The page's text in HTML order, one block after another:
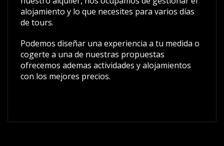
alojamiento y lo que necesites para varios días
de tours.
Podemos diseñar una experiencia a tu medida o
cogerte a una de nuestras propuestas
ofrecemos ademas actividades y alojamientos
con los mejores precios.